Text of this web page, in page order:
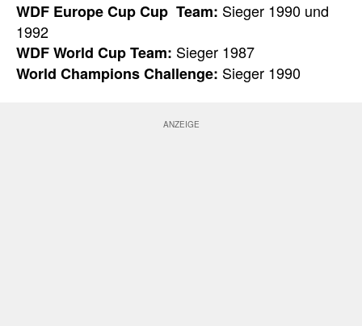
WDF Europe Cup Cup Team: Sieger 1990 und
1992
WDF World Cup Team: Sieger 1987
World Champions Challenge: Sieger 1990